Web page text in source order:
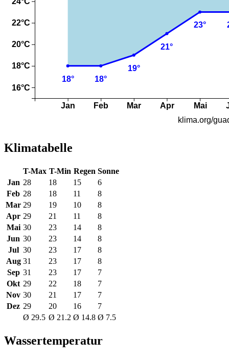
Klimatabelle
T-Max T-Min Regen Sonne
Jan 28 18 15
6
Feb 28 18 11
8
Mar 29 19 10
8
Apr 29 21 11
8
Mai 30 23 14
8
Jun 30 23 14
8
Jul 30 23 17
8
Aug 31 23 17
8
Sep 31 23 17
7
Okt 29 22 18
7
Nov 30 21 17
7
Dez 29 20 16
7
Ø 29.5 Ø 21.2 Ø 14.8 Ø 7.5
Wassertemperatur